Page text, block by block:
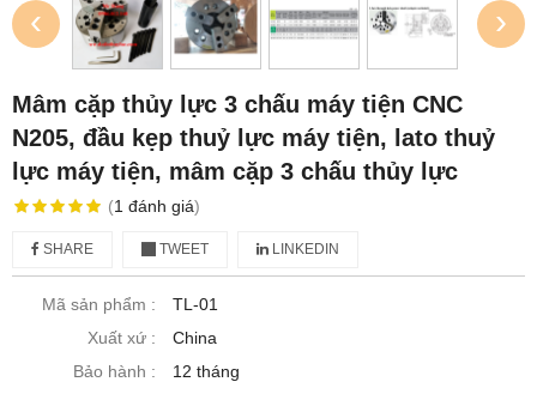
‹ ›
Mâm cặp thủy lực 3 chấu máy tiện CNC
N205, đầu kẹp thuỷ lực máy tiện, lato thuỷ
lực máy tiện, mâm cặp 3 chấu thủy lực
(1 đánh giá)
SHARE TWEET LINKEDIN
Mã sản phẩm :
TL-01
Xuất xứ :
China
Bảo hành :
12 tháng